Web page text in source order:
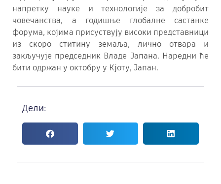
напретку науке и технологије за добробит
човечанства, а годишње глобалне састанке
форума, којима присуствују високи представници
из скоро ститину земаља, лично отвара и
закључује председник Владе Јапана. Наредни ће
бити одржан у октобру у Кјоту, Јапан.
Дели: